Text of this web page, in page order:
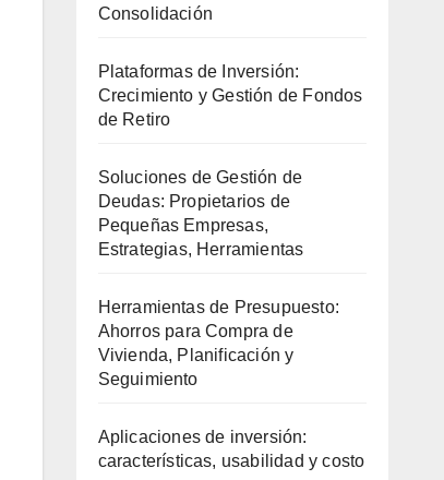
Consolidación
Plataformas de Inversión:
Crecimiento y Gestión de Fondos
de Retiro
Soluciones de Gestión de
Deudas: Propietarios de
Pequeñas Empresas,
Estrategias, Herramientas
Herramientas de Presupuesto:
Ahorros para Compra de
Vivienda, Planificación y
Seguimiento
Aplicaciones de inversión:
características, usabilidad y costo